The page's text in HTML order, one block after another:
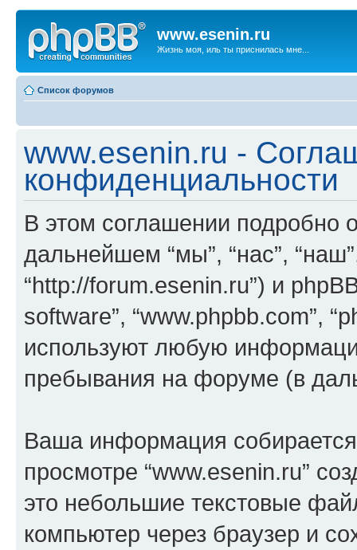
www.esenin.ru
Жизнь моя, иль ты приснилась мне...
Список форумов
www.esenin.ru -
конфиденциальности
В этом соглашении подробно
дальнейшем “мы”, “нас”,
“http://forum.esenin.ru”) и
software”, “www.phpbb.com”,
используют любую
пребывания на форуме (в
Ваша информация
просмотре “www.esenin.ru”
это небольшие текстовые
компьютер через браузер и